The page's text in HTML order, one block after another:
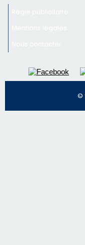
nos meilleurs articles